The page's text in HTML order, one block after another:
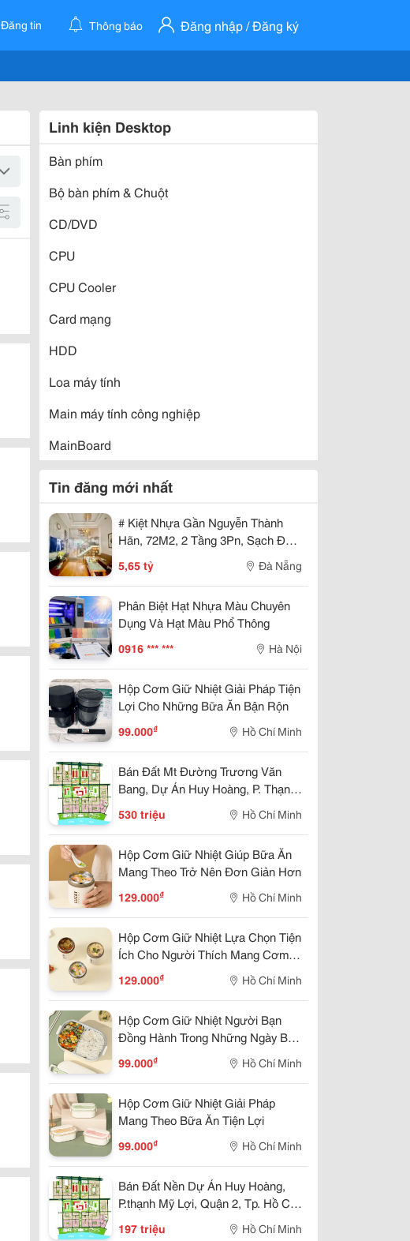
Đăng tin Thông báo Đăng nhập / Đăng ký
Linh kiện Desktop
Bàn phím
Bộ bàn phím & Chuột
CD/DVD
CPU
CPU Cooler
Card mạng
HDD
Loa máy tính
Main máy tính công nghiệp
MainBoard
Mouse
Màn hình LCD
Nguồn điện
PC Case
RAM
Sound Card
TV Card
USB & IEEE1394 card
USB Memory 3.0
USB memory
Video Card
Webcam
Tin đăng mới nhất
# Kiệt Nhựa Gần Nguyễn Thành
Hãn, 72M2, 2 Tầng 3Pn, Sạch Đẹp
5,65 tỷ Đà Nẵng
Phân Biệt Hạt Nhựa Màu Chuyên
Dụng Và Hạt Màu Phổ Thông
0916 *** *** Hà Nội
Hộp Cơm Giữ Nhiệt Giải Pháp Tiện
Lợi Cho Những Bữa Ăn Bận Rộn
99.000₫ Hồ Chí Minh
Bán Đất Mt Đường Trương Văn
Bang, Dự Án Huy Hoàng, P. Thạnh
Mỹ Lợi, Quận 2, (8X21M) Giá
530Tr/M2
530 triệu Hồ Chí Minh
Hộp Cơm Giữ Nhiệt Giúp Bữa Ăn
Mang Theo Trở Nên Đơn Giản Hơn
129.000₫ Hồ Chí Minh
Hộp Cơm Giữ Nhiệt Lựa Chọn Tiện
Ích Cho Người Thích Mang Cơm
129.000₫ Hồ Chí Minh
Hộp Cơm Giữ Nhiệt Người Bạn
Đồng Hành Trong Những Ngày Bận
99.000₫ Hồ Chí Minh
Hộp Cơm Giữ Nhiệt Giải Pháp
Mang Theo Bữa Ăn Tiện Lợi
99.000₫ Hồ Chí Minh
Bán Đất Nền Dự Án Huy Hoàng,
P.thạnh Mỹ Lợi, Quận 2, Tp. Hồ Chí
Minh (15X20M) Giá 197Tr/M2
197 triệu Hồ Chí Minh